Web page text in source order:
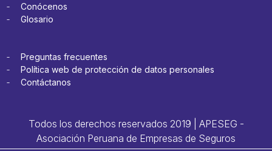
Conócenos
Glosario
Preguntas frecuentes
Política web de protección de datos personales
Contáctanos
Todos los derechos reservados 2019 | APESEG -
Asociación Peruana de Empresas de Seguros